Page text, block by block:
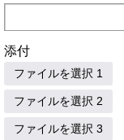
添付
ファイルを選択 1
ファイルを選択 2
ファイルを選択 3